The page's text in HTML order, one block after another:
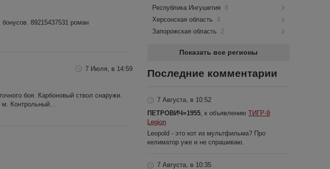
89215437531 роман
7 Июля, в 14:59
боя. Карбоновый ствол снаружи.
м. Контрольный...
Республика Ингушетия
8
Херсонская область
4
Запорожская область
2
Показать все регионы
Последние комментарии
7 Августа, в 10:52
ПЕТРОВИЧ=1955 , к объявлениюТИГР-9
Legion
Leopold - это кот из мультфильма? Про
келиматор уже и не спрашиваю.
7 Августа, в 10:35